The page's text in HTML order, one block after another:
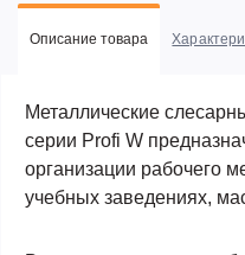
Описание товара
Металлические
серии Profi W
организации рабочего
учебных заведениях,